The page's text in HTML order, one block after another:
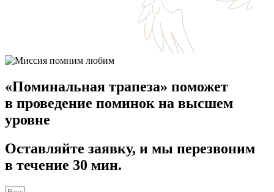
«Поминальная трапеза» поможет
в проведение поминок на высшем
уровне
Оставляйте заявку, и мы перезвоним
в течение 30 мин.